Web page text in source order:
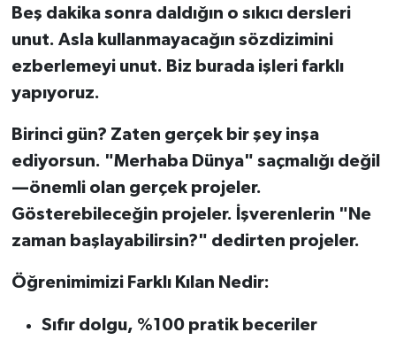
Beş dakika sonra daldığın o sıkıcı dersleri
unut. Asla kullanmayacağın sözdizimini
ezberlemeyi unut. Biz burada işleri farklı
yapıyoruz.
Birinci gün? Zaten gerçek bir şey inşa
ediyorsun. "Merhaba Dünya" saçmalığı değil
—önemli olan gerçek projeler.
Gösterebileceğin projeler. İşverenlerin "Ne
zaman başlayabilirsin?" dedirten projeler.
Öğrenimimizi Farklı Kılan Nedir:
Sıfır dolgu, %100 pratik beceriler